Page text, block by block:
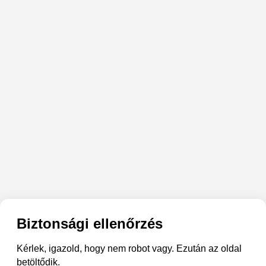
Biztonsági ellenőrzés
Kérlek, igazold, hogy nem robot vagy. Ezután az oldal
betöltődik.